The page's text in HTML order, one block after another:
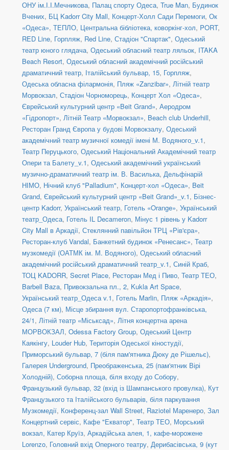
ОНУ ім.І.І.Мечникова, Палац спорту Одеса, True Man, Будинок
Вчених, БЦ Kadorr City Mall, Концерт-Холл Сади Перемоги, Ок
«Одеса», ТЕПЛО, Центральна бібліотека, коворкінг-хол, PORT,
RED Line, Горпляж, Red Line, Стадіон "Спартак", Одеський
театр юного глядача, Одеський обласний театр ляльок, ITAKA
Beach Resort, Одеський обласний академічний російський
драматичний театр, Італійський бульвар, 15, Горпляж,
Одеська обласна філармонія, Пляж «Zanzibar», Літній театр
Морвокзал, Стадіон Чорноморець, Концерт Хол «Одеса»,
Єврейський культурний центр «Beit Grand», Аеродром
«Гідропорт», Літній Театр «Морвокзал», Beach club Underhill,
Ресторан Гранд Європа у будові Морвокзалу, Одеський
академічний театр музичної комедії імені М. Водяного_v.1,
Театр Перуцького, Одеський Національний Академічний театр
Опери та Балету_v.1, Одеський академічний український
музично-драматичний театр ім. В. Василька, Дельфінарій
НІМО, Нічний клуб "Palladium", Концерт-хол «Одеса», Beit
Grand, Єврейський культурний центр «Beit Grand»_v.1, Бізнес-
центр Kadorr, Український театр, Готель «Orange», Український
театр_Одеса, Готель IL Decameron, Мінус 1 рівень у Kadorr
City Mall в Аркадії, Стеклянний павільйон ТРЦ «Рів'єра»,
Ресторан-клуб Vandal, Банкетний будинок «Ренесанс», Театр
музкомедії (ОАТМК ім. М. Водяного), Одеський обласний
академічний російський драматичний театр_v.1, Синій Краб,
ТОЦ KADORR, Secret Place, Ресторан Мед і Пиво, Театр ТЕО,
Barbell Baza, Привокзальна пл., 2, Kukla Art Space,
Український театр_Одеса v.1, Готель Marlin, Пляж «Аркадія»,
Одеса (7 км), Місце збирання вул. Старопортофранківська,
24/1, Літній театр «Міськсад», Літня концертна арена
МОРВОКЗАЛ, Odessa Factory Group, Одеський Центр
Каякінгу, Louder Hub, Територія Одеської кіностудії,
Приморський бульвар, 7 (біля пам'ятника Дюку де Рішельє),
Галерея Underground, Преображенська, 25 (пам'ятник Вірі
Холодній), Соборна площа, біля входу до Собору,
Французький бульвар, 32 (вхід із Шампанського провулка), Кут
Французького та Італійського бульварів, біля паркування
Музкомедії, Конференц-зал Wall Street, Raziotel Маренеро, Зал
Концертний сервіс, Кафе "Екватор", Театр ТЕО, Морський
вокзал, Катер Круїз, Аркадійська алея, 1, кафе-морожене
Lorenzo, Головний вхід Оперного театру, Дерибасівська, 9 (кут